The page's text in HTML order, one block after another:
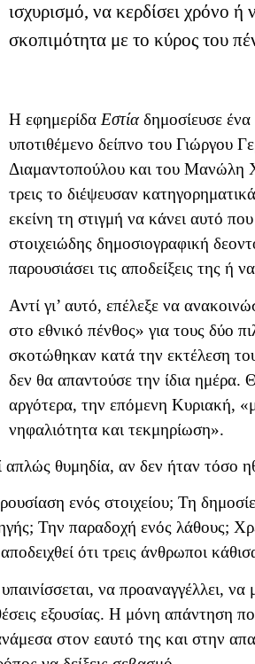
ισχυρισμό, να κερδίσει χρόνο ή
σκοπιμότητα με το κύρος του
Η εφημερίδα Εστίαδημοσίευσε ένα
υποτιθέμενο δείπνο του Γιώργου
Διαμαντοπούλου και του Μανώλη
τρεις το διέψευσαν
εκείνη τη στιγμή να κάνει αυτό που
στοιχειώδης δημοσιογραφική
παρουσιάσει τις αποδείξεις της ή
Αντί γι’ αυτό, επέλεξε να
στο εθνικό πένθος» για τους δύο
σκοτώθηκαν κατά την εκτέλεση
δεν θα απαντούσε την ίδια ημέρα.
αργότερα, την επόμενη Κυριακή,
νηφαλιότητα και τεκμηρίωση».
θυμηδία, αν δεν ήταν τόσο
ενός στοιχείου; Τη
Την παραδοχή ενός λάθους;
ότι τρεις άνθρωποι
να προαναγγέλλει, να
θέσεις εξουσίας. Η μόνη απάντηση
στον εαυτό της και στην